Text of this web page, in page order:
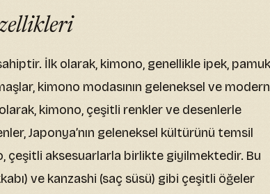
İlk olarak, kimono, genellikle ipek,
kimono modasının geleneksel ve modern
kimono, çeşitli renkler ve desenlerle
Japonya’nın geleneksel kültürünü temsil
çeşitli aksesuarlarla birlikte giyilmektedir. Bu
ve kanzashi (saç süsü) gibi çeşitli öğeler